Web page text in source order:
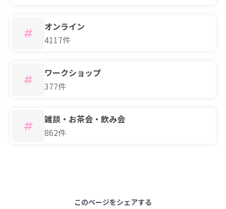
オンライン
4117件
ワークショップ
377件
雑談・お茶会・飲み会
862件
このページをシェアする